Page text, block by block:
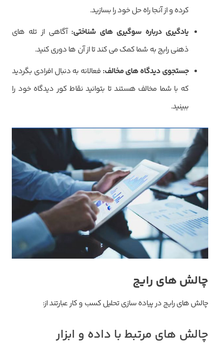
کرده و از آنجا راه حل خود را بسازید.
یادگیری درباره سوگیری های شناختی: آگاهی از تله های
ذهنی رایج به شما کمک می کند تا از آن ها دوری کنید.
جستجوی دیدگاه های مخالف: فعالانه به دنبال افرادی بگردید
که با شما مخالف هستند تا بتوانید نقاط کور دیدگاه خود را
ببینید.
چالش های رایج
چالش های رایج در پیاده سازی تحلیل کسب و کار عبارتند از:
چالش های مرتبط با داده و ابزار